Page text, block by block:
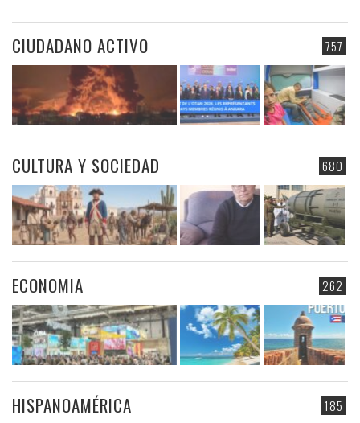
757
CIUDADANO ACTIVO
680
CULTURA Y SOCIEDAD
262
ECONOMIA
185
HISPANOAMÉRICA